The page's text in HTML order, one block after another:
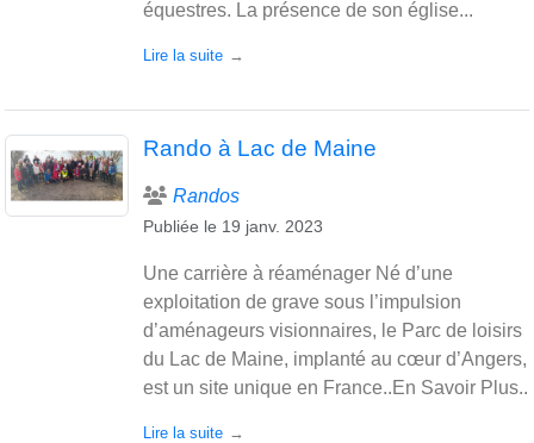
équestres. La présence de son église...
Lire la suite
Rando à Lac de Maine
Randos
Publiée le 19 janv. 2023
Une carrière à réaménager Né d’une
exploitation de grave sous l’impulsion
d’aménageurs visionnaires, le Parc de loisirs
du Lac de Maine, implanté au cœur d’Angers,
est un site unique en France..En Savoir Plus..
Lire la suite